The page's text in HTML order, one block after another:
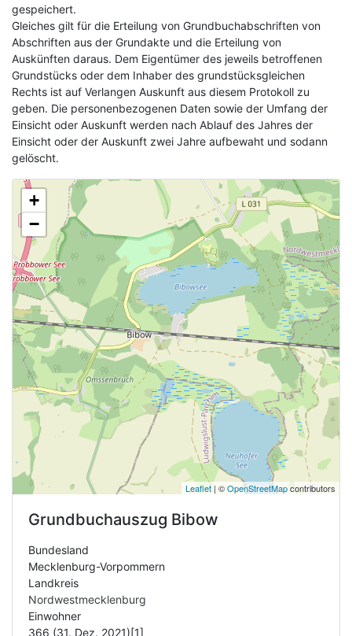
gespeichert.
Gleiches gilt für die Erteilung von Grundbuchabschriften von
Abschriften aus der Grundakte und die Erteilung von
Auskünften daraus. Dem Eigentümer des jeweils betroffenen
Grundstücks oder dem Inhaber des grundstücksgleichen
Rechts ist auf Verlangen Auskunft aus diesem Protokoll zu
geben. Die personenbezogenen Daten sowie der Umfang der
Einsicht oder Auskunft werden nach Ablauf des Jahres der
Einsicht oder der Auskunft zwei Jahre aufbewaht und sodann
gelöscht.
+
−
Leaflet| ©OpenStreetMapcontributors
Grundbuchauszug Bibow
Bundesland
Mecklenburg-Vorpommern
Landkreis
Nordwestmecklenburg
Einwohner
366 (31. Dez. 2021)[1]